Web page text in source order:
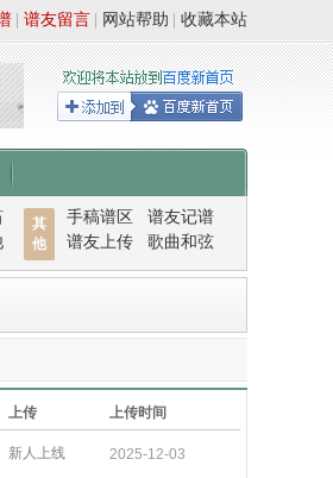
收藏本站
网站帮助
谱友留言
其
他
手稿谱区
谱友记谱
谱友上传
歌曲和弦
上传 上传时间
新人上线 2025-12-03